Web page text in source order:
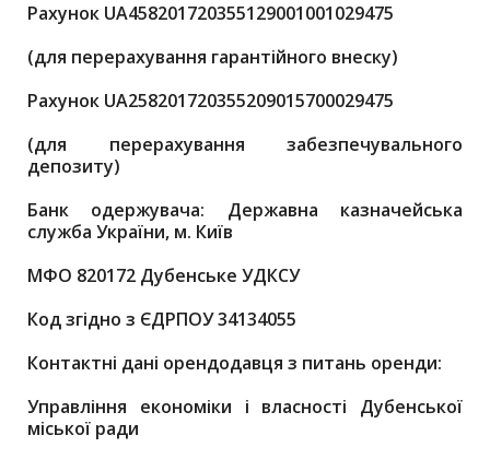
Рахунок UA458201720355129001001029475
(для перерахування гарантійного внеску)
Рахунок UA258201720355209015700029475
(для перерахування забезпечувального
депозиту)
Банк одержувача: Державна казначейська
служба України, м. Київ
МФО 820172 Дубенське УДКСУ
Код згідно з ЄДРПОУ 34134055
Контактні дані орендодавця з питань оренди:
Управління економіки і власності Дубенської
міської ради